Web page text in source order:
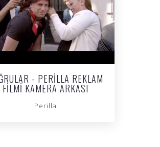
- PERILLA REKLAM
FILMI KAMERA ARKASI
Perilla